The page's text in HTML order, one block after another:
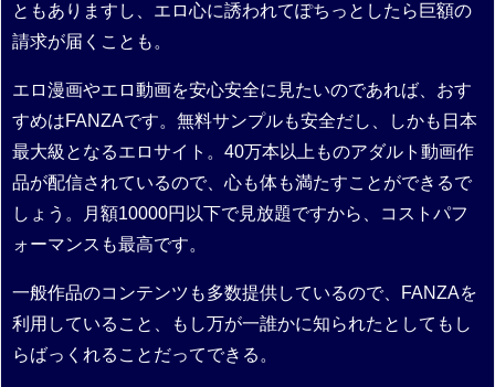
ともありますし、エロ心に誘われてぽちっとしたら巨額の
請求が届くことも。
エロ漫画やエロ動画を安心安全に見たいのであれば、おす
すめはFANZAです。無料サンプルも安全だし、しかも日本
最大級となるエロサイト。40万本以上ものアダルト動画作
品が配信されているので、心も体も満たすことができるで
しょう。月額10000円以下で見放題ですから、コストパフ
ォーマンスも最高です。
一般作品のコンテンツも多数提供しているので、FANZAを
利用していること、もし万が一誰かに知られたとしてもし
らばっくれることだってできる。